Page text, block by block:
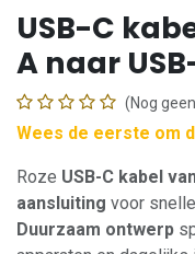
USB-C
A naar
(Nog
Wees de eerste om
Roze USB-C kabel
aansluiting voor
Duurzaam ontwerp